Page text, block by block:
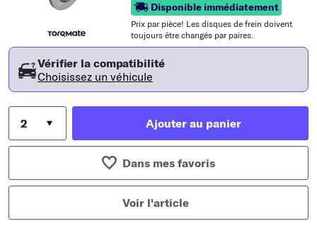
Disponible immédiatement
Prix ​​par pièce! Les disques de frein doivent
toujours être changés par paires.
Vérifier la compatibilité
Choisissez un véhicule
Ajouter au panier
Dans mes favoris
Voir l'article